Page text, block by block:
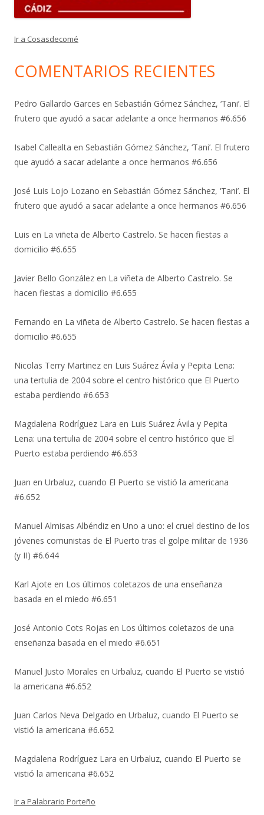
Ir a Cosasdecomé
COMENTARIOS RECIENTES
Pedro Gallardo Garces en Sebastián Gómez Sánchez, ‘Tani’. El
frutero que ayudó a sacar adelante a once hermanos #6.656
Isabel Callealta en Sebastián Gómez Sánchez, ‘Tani’. El frutero
que ayudó a sacar adelante a once hermanos #6.656
José Luis Lojo Lozano en Sebastián Gómez Sánchez, ‘Tani’. El
frutero que ayudó a sacar adelante a once hermanos #6.656
Luis en La viñeta de Alberto Castrelo. Se hacen fiestas a
domicilio #6.655
Javier Bello González en La viñeta de Alberto Castrelo. Se
hacen fiestas a domicilio #6.655
Fernando en La viñeta de Alberto Castrelo. Se hacen fiestas a
domicilio #6.655
Nicolas Terry Martinez en Luis Suárez Ávila y Pepita Lena:
una tertulia de 2004 sobre el centro histórico que El Puerto
estaba perdiendo #6.653
Magdalena Rodríguez Lara en Luis Suárez Ávila y Pepita
Lena: una tertulia de 2004 sobre el centro histórico que El
Puerto estaba perdiendo #6.653
Juan en Urbaluz, cuando El Puerto se vistió la americana
#6.652
Manuel Almisas Albéndiz en Uno a uno: el cruel destino de los
jóvenes comunistas de El Puerto tras el golpe militar de 1936
(y II) #6.644
Karl Ajote en Los últimos coletazos de una enseñanza
basada en el miedo #6.651
José Antonio Cots Rojas en Los últimos coletazos de una
enseñanza basada en el miedo #6.651
Manuel Justo Morales en Urbaluz, cuando El Puerto se vistió
la americana #6.652
Juan Carlos Neva Delgado en Urbaluz, cuando El Puerto se
vistió la americana #6.652
Magdalena Rodríguez Lara en Urbaluz, cuando El Puerto se
vistió la americana #6.652
Ir a Palabrario Porteño